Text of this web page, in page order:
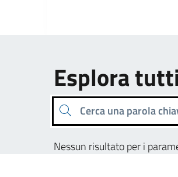
Esplora
Cerca una parola chiave
Nessun risultato per i